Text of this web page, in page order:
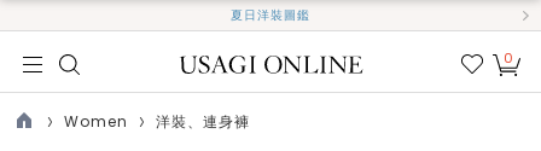
夏日洋裝圖鑑
我的
0
Women 洋裝、連身褲